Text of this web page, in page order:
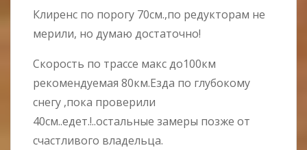
Клиренс по порогу 70см.,по редукторам не
мерили, но думаю достаточно!
Скорость по трассе макс до100км
рекомендуемая 80км.Езда по глубокому
снегу ,пока проверили
40см..едет.!..остальные замеры позже от
счастливого владельца.